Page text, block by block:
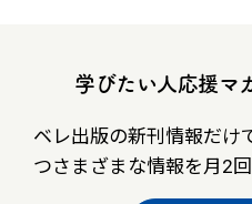
学びたい人応援マ
ベレ出版の新刊情報だけ
つさまざまな情報を月2回